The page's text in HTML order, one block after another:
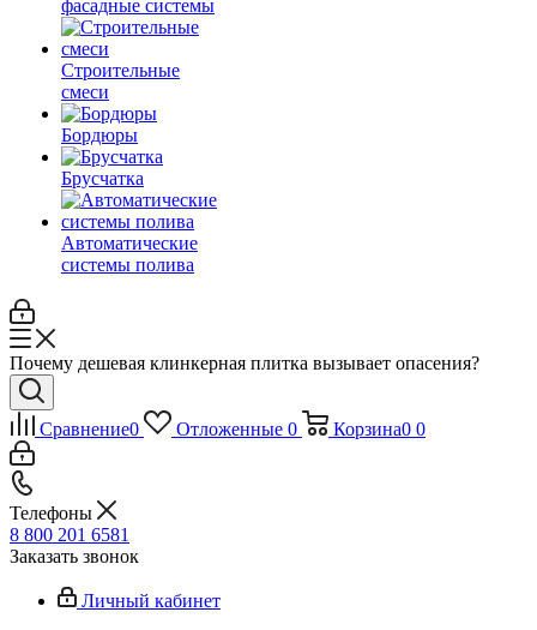
фасадные системы
Строительные
смеси
Бордюры
Брусчатка
Автоматические
системы полива
Почему дешевая клинкерная плитка вызывает опасения?
Сравнение0 Отложенные 0 Корзина0 0
Телефоны
8 800 201 6581
Заказать звонок
Личный кабинет